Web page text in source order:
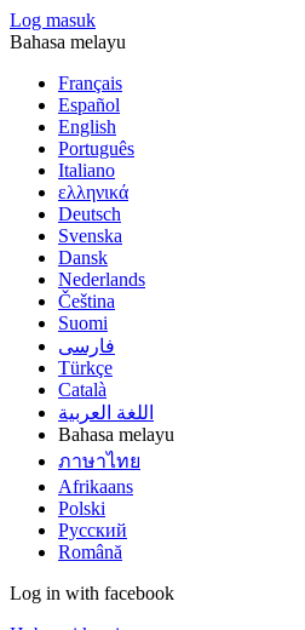
Log masuk
Bahasa melayu
Français
Español
English
Português
Italiano
ελληνικά
Deutsch
Svenska
Dansk
Nederlands
Čeština
Suomi
فارسى
Türkçe
Català
اللغة العربية
Bahasa melayu
ภาษาไทย
Afrikaans
Polski
Русский
Română
Log in with facebook